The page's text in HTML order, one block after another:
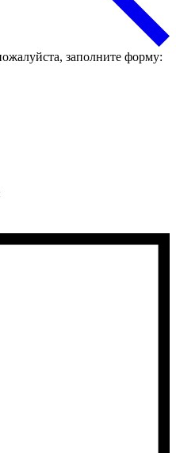
заполните форму: